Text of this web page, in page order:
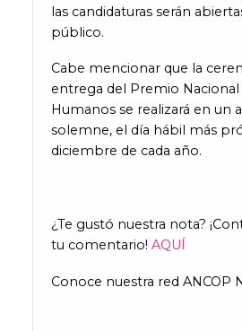
las candidaturas serán
público.
Cabe mencionar que la
entrega del Premio
Humanos se realizará en un
solemne, el día hábil más
diciembre de cada año.
¿Te gustó nuestra nota?
tu comentario! AQUÍ
Conoce nuestra red ANCOP